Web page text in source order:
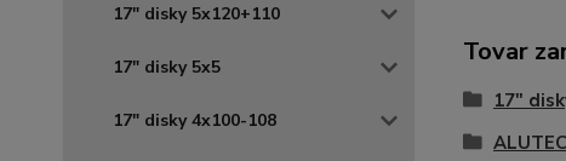
17" disky 5x120+110
17" disky 5x5
17" disky 4x100-108
Tovar
17"